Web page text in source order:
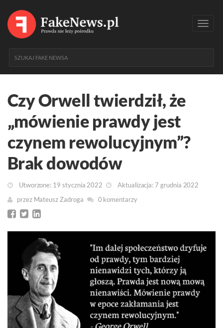
Czy Orwell twierdził, że
„mówienie prawdy jest
czynem rewolucyjnym”?
Brak dowodów
Utworzone: 19 stycznia 2022
Aktualizacja: 7 grudnia 2022
przez Mateusz Zadroga 0 komentarzy